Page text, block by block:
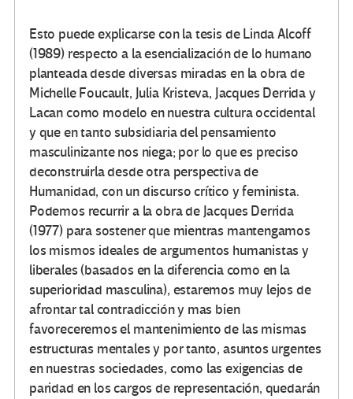
Esto puede explicarse con la tesis de Linda Alcoff
(1989) respecto a la esencialización de lo humano
planteada desde diversas miradas en la obra de
Michelle Foucault, Julia Kristeva, Jacques Derrida y
Lacan como modelo en nuestra cultura occidental
y que en tanto subsidiaria del pensamiento
masculinizante nos niega; por lo que es preciso
deconstruirla desde otra perspectiva de
Humanidad, con un discurso crítico y feminista.
Podemos recurrir a la obra de Jacques Derrida
(1977) para sostener que mientras mantengamos
los mismos ideales de argumentos humanistas y
liberales (basados en la diferencia como en la
superioridad masculina), estaremos muy lejos de
afrontar tal contradicción y mas bien
favoreceremos el mantenimiento de las mismas
estructuras mentales y por tanto, asuntos urgentes
en nuestras sociedades, como las exigencias de
paridad en los cargos de representación, quedarán